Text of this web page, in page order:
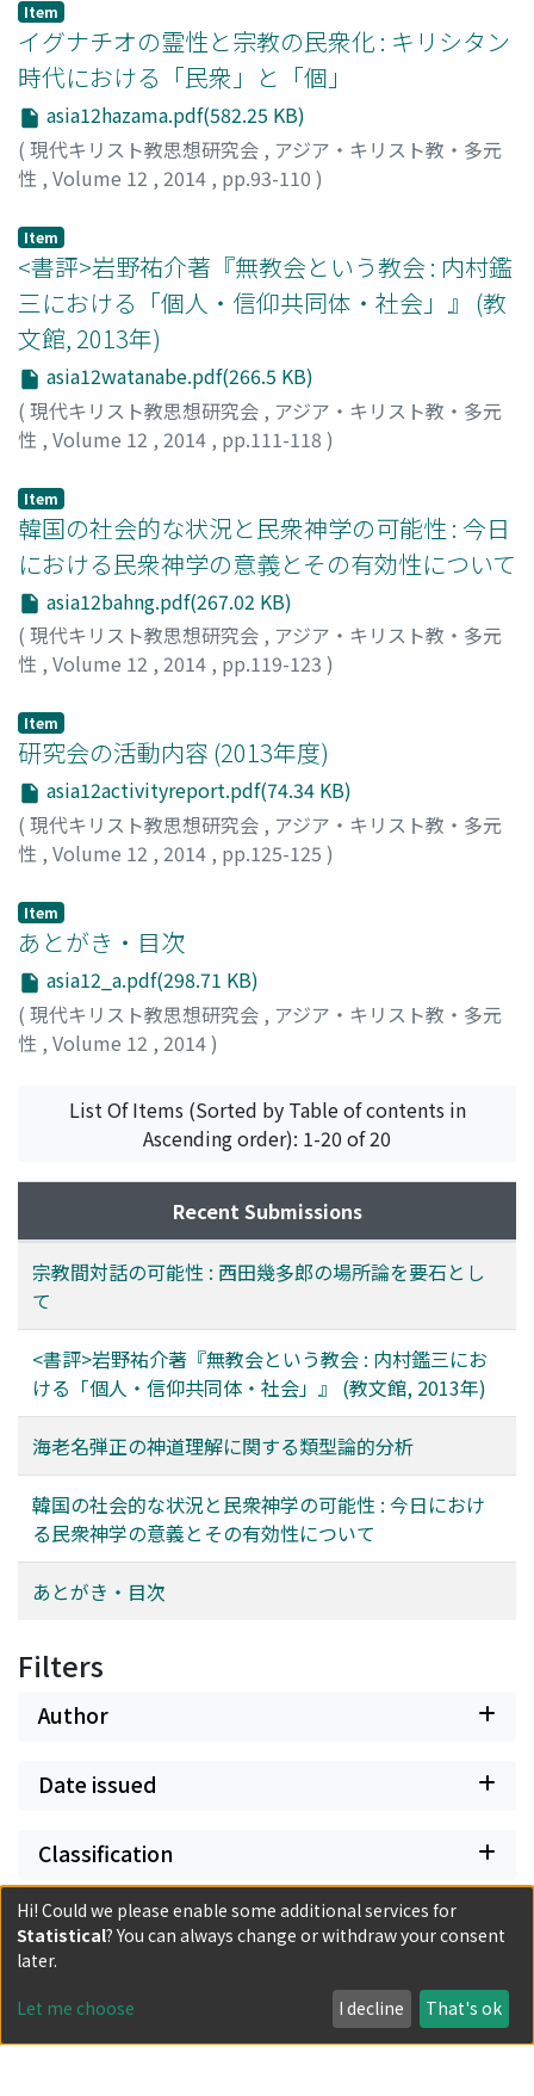
Item
イグナチオの霊性と宗教の民衆化 : キリシタン
時代における「民衆」と「個」
asia12hazama.pdf(582.25 KB)
( 現代キリスト教思想研究会 , アジア・キリスト教・多元
性 , Volume 12 , 2014 , pp.93-110 )
Item
<書評>岩野祐介著『無教会という教会 : 内村鑑
三における「個人・信仰共同体・社会」』 (教
文館, 2013年)
asia12watanabe.pdf(266.5 KB)
( 現代キリスト教思想研究会 , アジア・キリスト教・多元
性 , Volume 12 , 2014 , pp.111-118 )
Item
韓国の社会的な状況と民衆神学の可能性 : 今日
における民衆神学の意義とその有効性について
asia12bahng.pdf(267.02 KB)
( 現代キリスト教思想研究会 , アジア・キリスト教・多元
性 , Volume 12 , 2014 , pp.119-123 )
Item
研究会の活動内容 (2013年度)
asia12activityreport.pdf(74.34 KB)
( 現代キリスト教思想研究会 , アジア・キリスト教・多元
性 , Volume 12 , 2014 , pp.125-125 )
Item
あとがき・目次
asia12_a.pdf(298.71 KB)
( 現代キリスト教思想研究会 , アジア・キリスト教・多元
性 , Volume 12 , 2014)
List Of Items (Sorted by Table of contents in
Ascending order): 1-20 of 20
Recent Submissions
宗教間対話の可能性 : 西田幾多郎の場所論を要石とし
て
<書評>岩野祐介著『無教会という教会 : 内村鑑三にお
ける「個人・信仰共同体・社会」』 (教文館, 2013年)
海老名弾正の神道理解に関する類型論的分析
韓国の社会的な状況と民衆神学の可能性 : 今日におけ
る民衆神学の意義とその有効性について
あとがき・目次
Filters
Author
Date issued
Classification
Document Type
Hi! Could we please enable some additional services for
Statistical? You can always change or withdraw your consent
later.
Let me choose I decline That's ok